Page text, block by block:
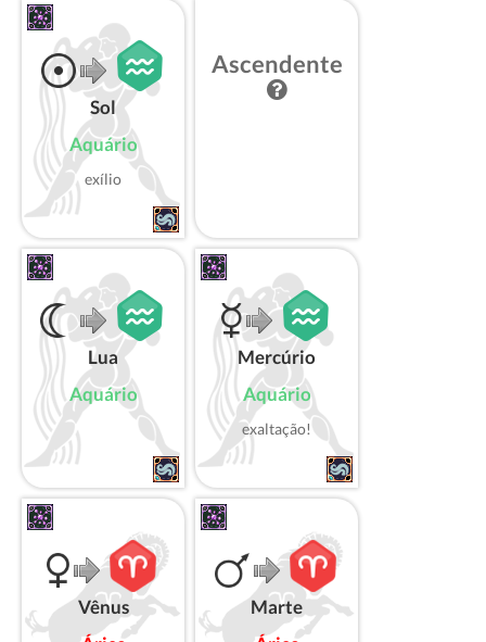
Sol
Aquário
exílio
Ascendente
Lua
Aquário
Mercúrio
Aquário
exaltação!
Vênus
Marte